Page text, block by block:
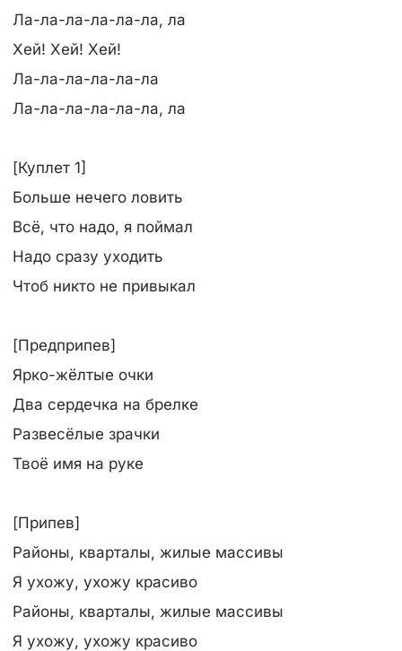
Ла-ла-ла-ла-ла-ла, ла
Хей! Хей! Хей!
Ла-ла-ла-ла-ла-ла
Ла-ла-ла-ла-ла-ла, ла
[Куплет 1]
Больше нечего ловить
Всё, что надо, я поймал
Надо сразу уходить
Чтоб никто не привыкал
[Предприпев]
Ярко-жёлтые очки
Два сердечка на брелке
Развесёлые зрачки
Твоё имя на руке
[Припев]
Районы, кварталы, жилые массивы
Я ухожу, ухожу красиво
Районы, кварталы, жилые массивы
Я ухожу, ухожу красиво